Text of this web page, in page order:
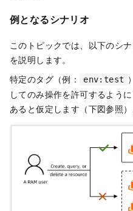
例となるシナリオ
このトピックでは、以下のシ
を説明します。
特定のタグ（例：
env:test
してのみ操作を許可するよう
あると仮定します（下図参照）